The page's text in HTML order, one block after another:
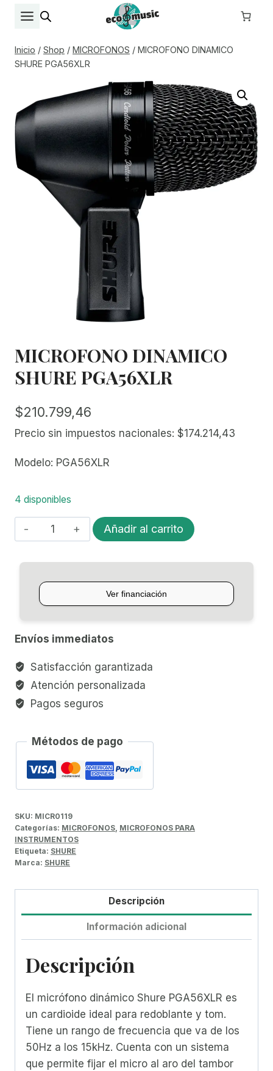
Inicio / Shop / MICROFONOS / MICROFONO DINAMICO
SHURE PGA56XLR
MICROFONO DINAMICO
SHURE PGA56XLR
$210.799,46
Precio sin impuestos nacionales: $174.214,43
Modelo: PGA56XLR
4 disponibles
MICROFONO
DINAMICO
cantidad
Añadir al carrito
Envíos immediatos
Satisfacción garantizada
Atención personalizada
Pagos seguros
Métodos de pago
SKU: MICR0119
Categorías: MICROFONOS MICROFONOS PARA
INSTRUMENTOS
Etiqueta: SHURE
Marca: SHURE
Descripción
Información adicional
Descripción
El micrófono dinámico Shure PGA56XLR es
un cardioide ideal para redoblante y tom.
Tiene un rango de frecuencia que va de los
50Hz a los 15kHz. Cuenta con un sistema
que permite fijar el micro al aro del tambor